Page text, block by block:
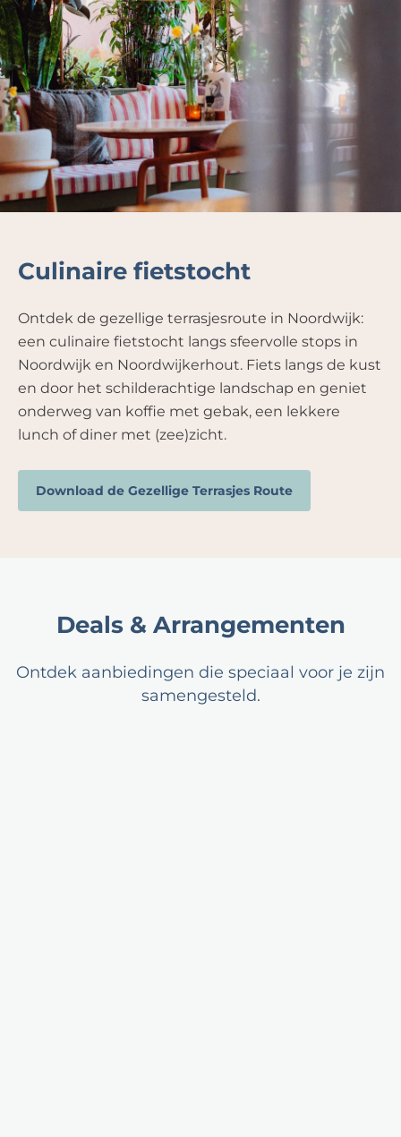
Culinaire fietstocht
Ontdek de gezellige terrasjesroute in Noordwijk:
een culinaire fietstocht langs sfeervolle stops in
Noordwijk en Noordwijkerhout. Fiets langs de kust
en door het schilderachtige landschap en geniet
onderweg van koffie met gebak, een lekkere
lunch of diner met (zee)zicht.
Download de Gezellige Terrasjes Route
Deals & Arrangementen
Ontdek aanbiedingen die speciaal voor je zijn
samengesteld.